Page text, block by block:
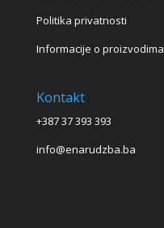
Politika privatnosti
Informacije o proizvodima
Kontakt
+387 37 393 393
info@enarudzba.ba